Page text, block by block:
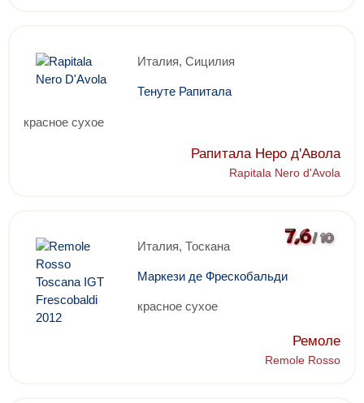
Италия, Сицилия
Тенуте Рапитала
красное сухое
Рапитала Неро д'Авола
Rapitala Nero d'Avola
Италия, Тоскана
Маркези де Фрескобальди
красное сухое
Ремоле
Remole Rosso